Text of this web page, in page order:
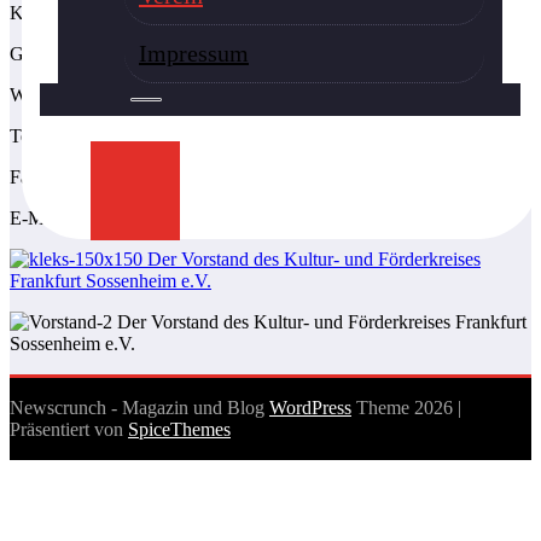
Impressum
Kontaktadresse:
Geschäftsstelle
Westerwaldstraße 39, 65936 Frankfurt
Tel.: 069-342201
Fax: 069-34812210
E-Mail:
Newscrunch - Magazin und Blog WordPress Theme 2026 |
Präsentiert von SpiceThemes